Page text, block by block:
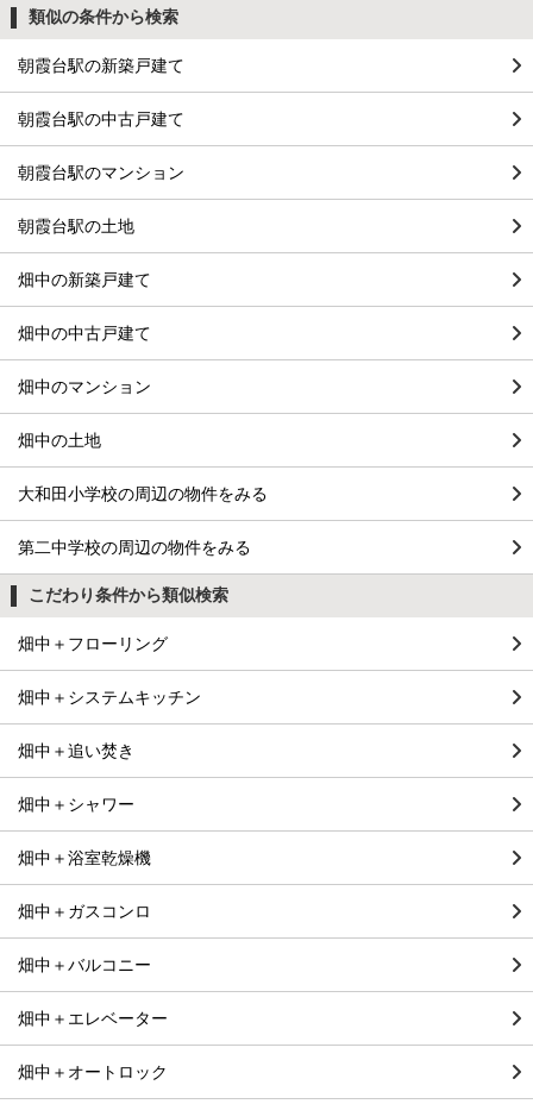
類似の条件から検索
朝霞台駅の新築戸建て
朝霞台駅の中古戸建て
朝霞台駅のマンション
朝霞台駅の土地
畑中の新築戸建て
畑中の中古戸建て
畑中のマンション
畑中の土地
大和田小学校の周辺の物件をみる
第二中学校の周辺の物件をみる
こだわり条件から類似検索
畑中＋フローリング
畑中＋システムキッチン
畑中＋追い焚き
畑中＋シャワー
畑中＋浴室乾燥機
畑中＋ガスコンロ
畑中＋バルコニー
畑中＋エレベーター
畑中＋オートロック